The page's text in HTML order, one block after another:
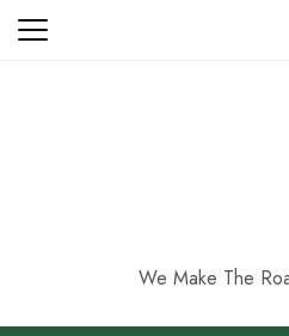
Skip
We Make The